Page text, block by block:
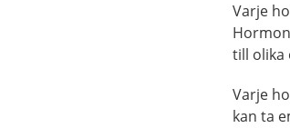
Varje
till olika
Varje
kan ta